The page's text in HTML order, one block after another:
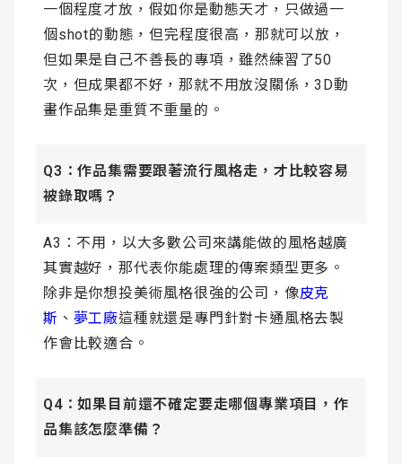
一個程度才放，假如你是動態天才，只做過一
個shot的動態，但完程度很高，那就可以放，
但如果是自己不善長的專項，雖然練習了50
次，但成果都不好，那就不用放沒關係，3D動
畫作品集是重質不重量的。
Q3：作品集需要跟著流行風格走，才比較容易
被錄取嗎？
A3：不用，以大多數公司來講能做的風格越廣
其實越好，那代表你能處理的傳案類型更多。
除非是你想投美術風格很強的公司，像皮克
斯 、 夢工廠這種就還是專門針對卡通風格去製
作會比較適合。
Q4：如果目前還不確定要走哪個專業項目，作
品集該怎麼準備？